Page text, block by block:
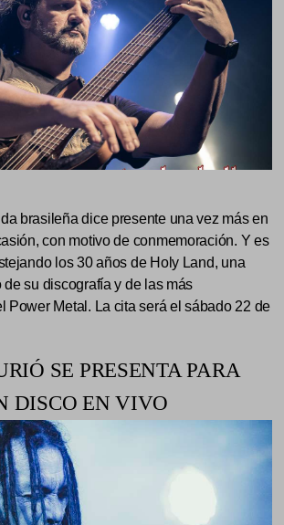
brasileña dice presente una vez más en
con motivo de conmemoración. Y es
los 30 años de Holy Land, una
su discografía y de las más
Power Metal. La cita será el sábado 22 de
SE PRESENTA PARA
DISCO EN VIVO